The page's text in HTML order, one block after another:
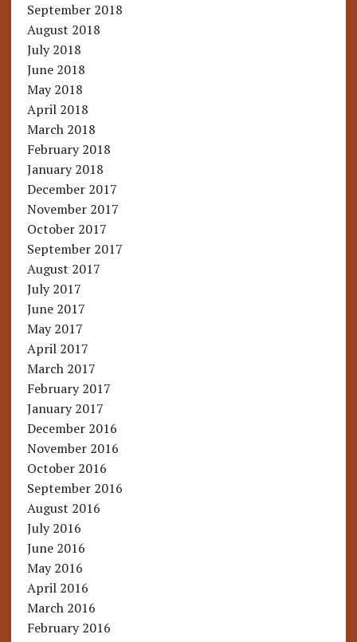
September 2018
August 2018
July 2018
June 2018
May 2018
April 2018
March 2018
February 2018
January 2018
December 2017
November 2017
October 2017
September 2017
August 2017
July 2017
June 2017
May 2017
April 2017
March 2017
February 2017
January 2017
December 2016
November 2016
October 2016
September 2016
August 2016
July 2016
June 2016
May 2016
April 2016
March 2016
February 2016